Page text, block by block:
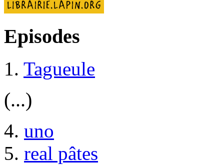
Episodes
1. Tagueule
(...)
4. uno
5. real pâtes